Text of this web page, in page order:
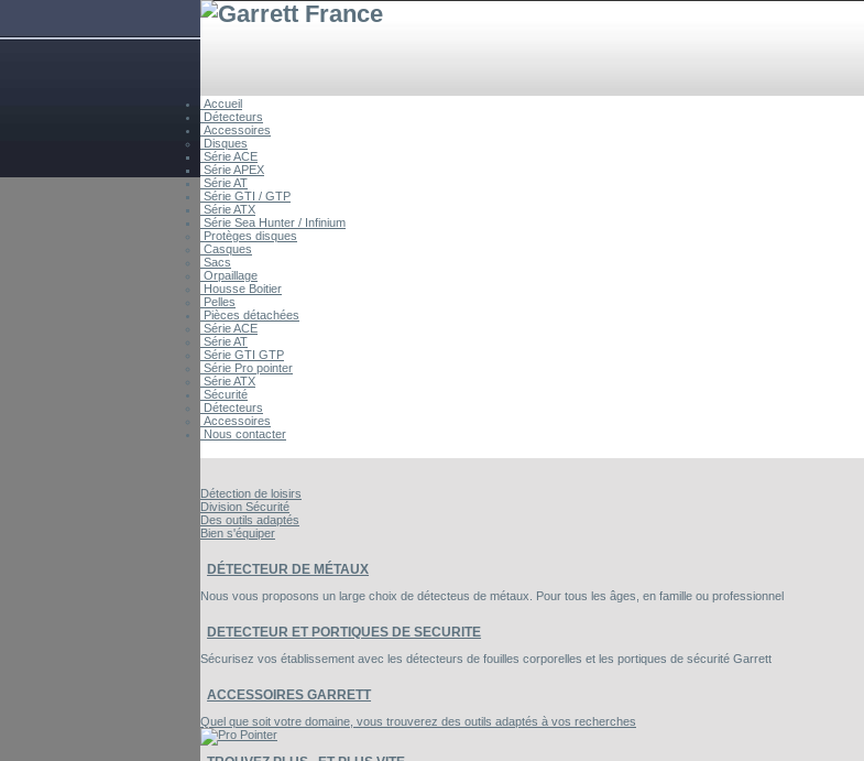
Accueil
Détecteurs
Accessoires
Disques
Série ACE
Série APEX
Série AT
Série GTI / GTP
Série ATX
Série Sea Hunter / Infinium
Protèges disques
Casques
Sacs
Orpaillage
Housse Boitier
Pelles
Pièces détachées
Série ACE
Série AT
Série GTI GTP
Série Pro pointer
Série ATX
Sécurité
Détecteurs
Accessoires
Nous contacter
Détection de loisirs
Division Sécurité
Des outils adaptés
Bien s'équiper
DÉTECTEUR DE MÉTAUX
Nous vous proposons un large choix de détecteus de métaux. Pour tous les âges, en famille ou professionnel
DETECTEUR ET PORTIQUES DE SECURITE
Sécurisez vos établissement avec les détecteurs de fouilles corporelles et les portiques de sécurité Garrett
ACCESSOIRES GARRETT
Quel que soit votre domaine, vous trouverez des outils adaptés à vos recherches